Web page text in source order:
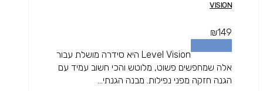
VISION
₪149
Level Vision היא סידרה מושלת עבור
אלה שמחפשים פשוט, מלוטש והכי חשוב עמיד עם
הגנה חזקה מפני נפילות. מבנה הגנתי...